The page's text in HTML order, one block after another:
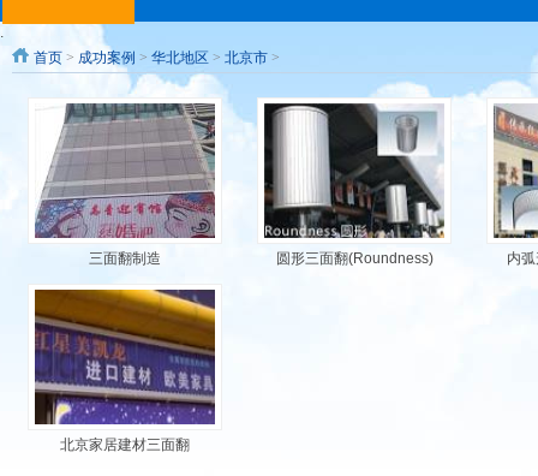
.
首页 > 成功案例 > 华北地区 > 北京市 >
三面翻制造 圆形三面翻(Roundness) 内
北京家居建材三面翻